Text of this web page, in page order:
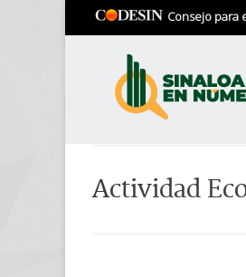
Consejo para
Actividad